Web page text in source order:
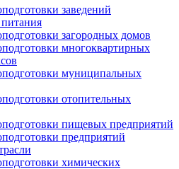
заведений
загородных домов
многоквартирных
муниципальных
отопительных
пищевых предприятий
предприятий
химических